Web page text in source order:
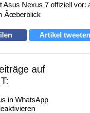
Asus Nexus 7 offiziell vor:
Ãœberblick
Artikel tweeten
auf
in WhatsApp